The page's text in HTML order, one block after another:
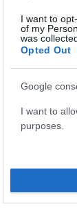
I want to
of my
was
Opted Out
Google
I want to
purposes.
τις συσκευές
μια
και
ενσύρματα
της Kickback
έχουν